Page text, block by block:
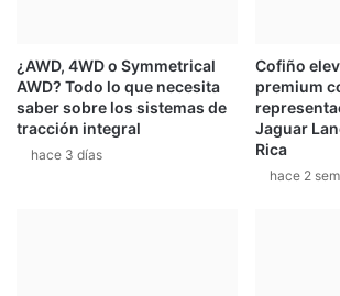
¿AWD, 4WD o Symmetrical
AWD? Todo lo que necesita
saber sobre los sistemas de
tracción integral
hace 3 días
Cofiño
premium
Jaguar
Rica
hace 2